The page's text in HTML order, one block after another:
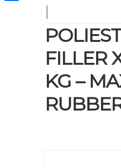
MASSA
FILLER
KG –